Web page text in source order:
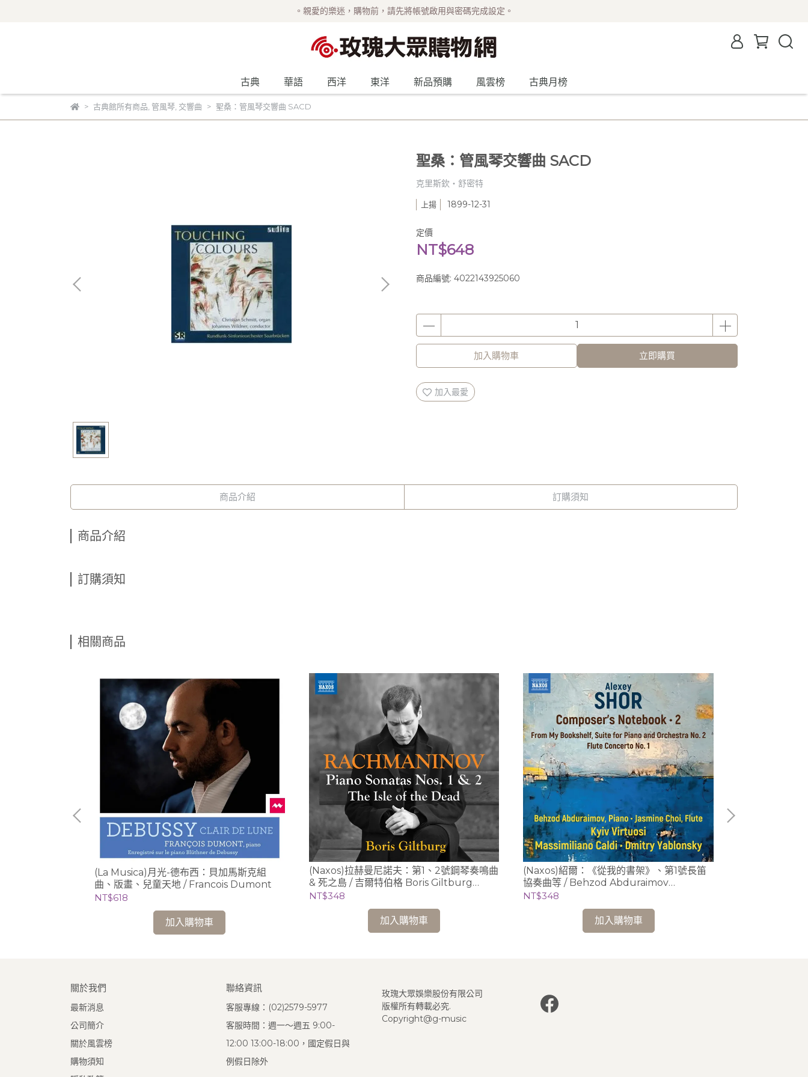
。親愛的樂迷，購物前，請先將帳號啟用與密碼完成設定。
古典 華語 西洋 東洋 新品預購 風雲榜 古典月榜
古典館所有商品 管風琴, 交響曲 聖桑：管風琴交響曲 SACD
聖桑：管風琴交響曲 SACD
克里斯欽‧舒密特
上揚 1899-12-31
定價
NT$648
商品編號: 4022143925060
加入購物車 立即購買
加入最愛
商品介紹 訂購須知
商品介紹
訂購須知
相關商品
(La Musica)月光-德布西：貝加馬斯克組
曲、版畫、兒童天地 / Francois Dumont
NT$618
加入購物車
(Naxos)拉赫曼尼諾夫：第1、2號鋼琴奏鳴曲
& 死之島 / 吉爾特伯格 Boris Giltburg
(piano)
NT$348
加入購物車
(Naxos)紹爾：《從我的書架》、第1號長笛
協奏曲等 / Behzod Abduraimov
(piano)、 Jasmine Choi (flute)
NT$348
加入購物車
關於我們
最新消息
公司簡介
關於風雲榜
購物須知
聯絡資訊
客服專線：(02)2579-5977
客服時間：週一～週五 9:00-
12:00 13:00-18:00，國定假日與
例假日除外
玫瑰大眾娛樂股份有限公司
版權所有轉載必究.
Copyright@g-music